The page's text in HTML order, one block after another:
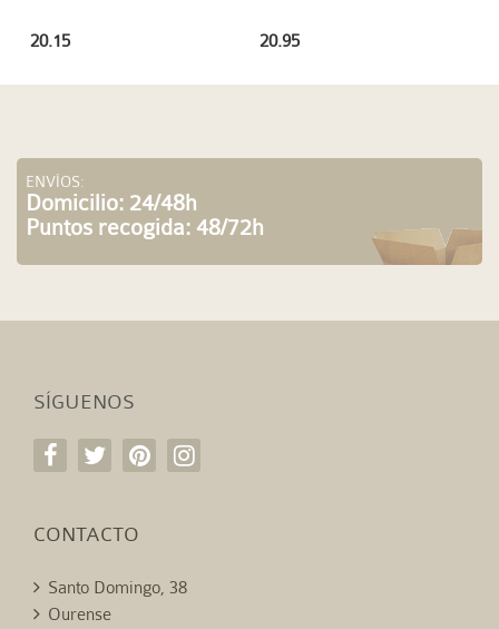
20.95
20.15
ENVÍOS:
Domicilio: 24/48h
Puntos recogida: 48/72h
SÍGUENOS
CONTACTO
Santo Domingo, 38
Ourense